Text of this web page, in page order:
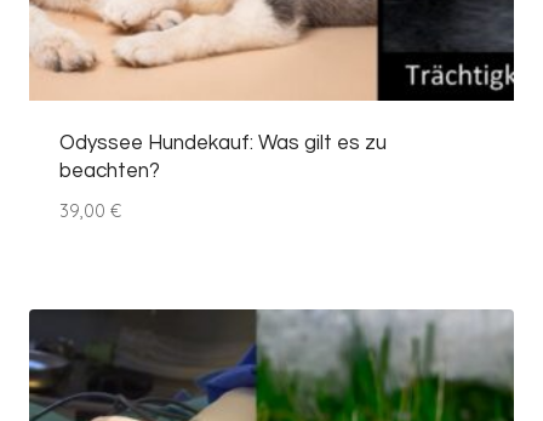
Odyssee Hundekauf: Was gilt es zu
beachten?
39,00 €